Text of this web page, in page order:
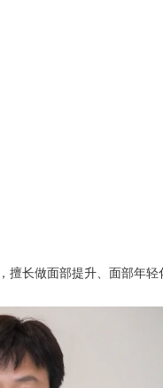
长做面部提升、面部年